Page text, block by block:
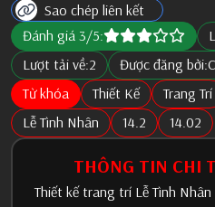
Sao chép liên kết
Đánh giá 3/5:
Lượt tải về:2 Được đăng bởi:
Từ khóa
Thiết Kế Trang Trí
Lễ Tình Nhân
14.2 14.02
THÔNG TIN CHI
Thiết kế trang trí Lễ Tình